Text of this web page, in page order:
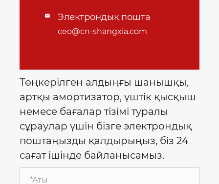
 Электрондық пошта
ceo@cn-shangxia.com
Төңкерілген алдыңғы шанышқы,
артқы амортизатор, үштік қысқыш
немесе бағалар тізімі туралы
сұраулар үшін бізге электрондық
поштаңызды қалдырыңыз, біз 24
сағат ішінде байланысамыз.